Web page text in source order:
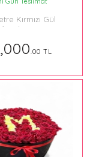
Kırmızı Gül
Aranjman
.00 TL